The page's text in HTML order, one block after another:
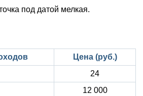
под датой мелкая.
Цена (руб.)
24
12 000